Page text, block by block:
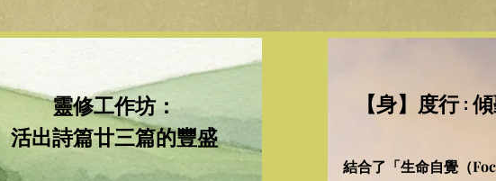
靈修工作坊：
活出詩篇廿三篇的豐盛
【身】度行 :
結合了「生命自覺（